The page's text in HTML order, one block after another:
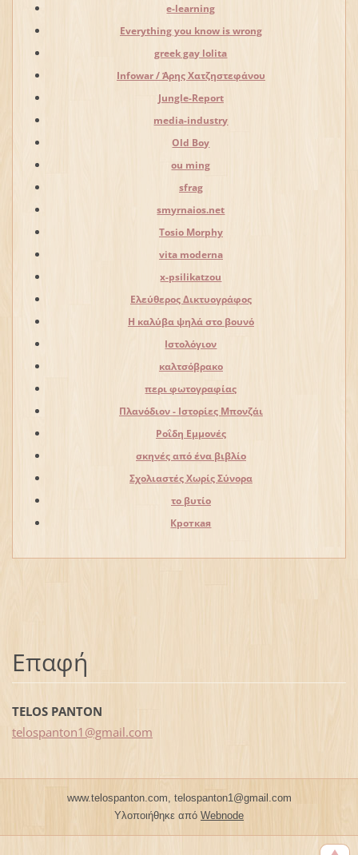
e-learning
Everything you know is wrong
greek gay lolita
Infowar / Άρης Χατζηστεφάνου
Jungle-Report
media-industry
Old Boy
ou ming
sfrag
smyrnaios.net
Tosio Morphy
vita moderna
x-psilikatzou
Ελεύθερος Δικτυογράφος
Η καλύβα ψηλά στο βουνό
Ιστολόγιον
καλτσόβρακο
περι φωτογραφίας
Πλανόδιον - Ιστορίες Μπονζάι
Ροΐδη Εμμονές
σκηνές από ένα βιβλίο
Σχολιαστές Χωρίς Σύνορα
το βυτίο
Кроткая
Επαφή
TELOS PANTON
telospanton1@gmail.com
www.telospanton.com, telospanton1@gmail.com
Υλοποιήθηκε από Webnode